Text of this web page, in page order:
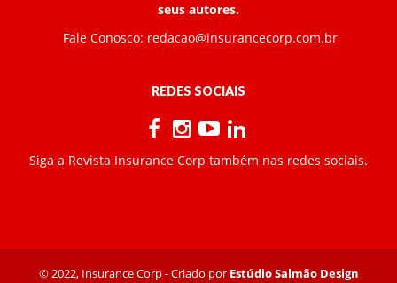
seus autores.
Fale Conosco: redacao@insurancecorp.com.br
REDES SOCIAIS
Siga a Revista Insurance Corp também nas redes sociais.
© 2022, Insurance Corp - Criado por Estúdio Salmão Design